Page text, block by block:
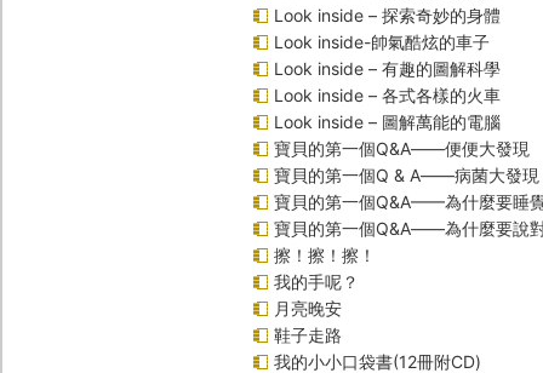
Look inside – 探索奇妙的身體
Look inside-帥氣酷炫的車子
Look inside – 有趣的圖解科學
Look inside – 各式各樣的火車
Look inside – 圖解萬能的電腦
寶貝的第一個Q&A――便便大發現
寶貝的第一個Q & A――病菌大發現
寶貝的第一個Q&A——為什麼要睡
寶貝的第一個Q&A――為什麼要說
擦！擦！擦！
我的手呢？
月亮晚安
鞋子走路
我的小小口袋書(12冊附CD)